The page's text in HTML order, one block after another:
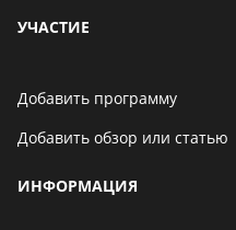
УЧАСТИЕ
Добавить программу
Добавить обзор или статью
ИНФОРМАЦИЯ